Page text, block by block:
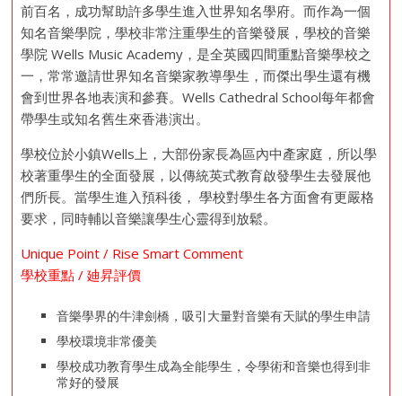
前百名，成功幫助許多學生進入世界知名學府。而作為一個
知名音樂學院，學校非常注重學生的音樂發展，學校的音樂
學院 Wells Music Academy，是全英國四間重點音樂學校之
一，常常邀請世界知名音樂家教導學生，而傑出學生還有機
會到世界各地表演和參賽。Wells Cathedral School每年都會
帶學生或知名舊生來香港演出。
學校位於小鎮Wells上，大部份家長為區內中產家庭，所以學
校著重學生的全面發展，以傳統英式教育啟發學生去發展他
們所長。當學生進入預科後， 學校對學生各方面會有更嚴格
要求，同時輔以音樂讓學生心靈得到放鬆。
Unique Point / Rise Smart Comment
學校重點 / 廸昇評價
音樂學界的牛津劍橋，吸引大量對音樂有天賦的學生申請
學校環境非常優美
學校成功教育學生成為全能學生，令學術和音樂也得到非
常好的發展